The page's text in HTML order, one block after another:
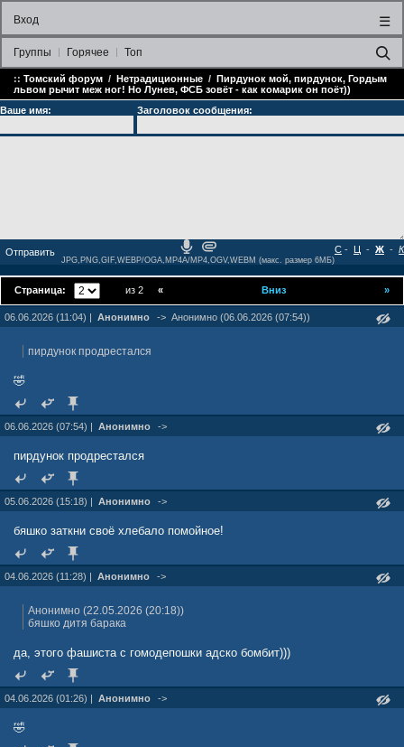
Вход ☰
Группы Горячее Топ
:: Томский форум / Нетрадиционные / Пирдунок мой, пирдунок, Гордым
львом рычит меж ног! Но Лунев, ФСБ зовёт - как комарик он поёт))
Ваше имя:
Заголовок сообщения:
- Ц - Ж - К
С
JPG,PNG,GIF,WEBP/OGA,MP4A/MP4,OGV,WEBM (макс. размер 6МБ)
Страница: из 2 »
« Вниз
06.06.2026 (11:04) | Анонимно -> Анонимно (06.06.2026 (07:54))
пирдунок продрестался
🤣
06.06.2026 (07:54) | Анонимно ->
пирдунок продрестался
05.06.2026 (15:18) | Анонимно ->
бяшко заткни своё хлебало помойное!
04.06.2026 (11:28) | Анонимно ->
Анонимно (22.05.2026 (20:18))
бяшко дитя барака
да, этого фашиста с гомодепошки адско бомбит)))
04.06.2026 (01:26) | Анонимно ->
🤣